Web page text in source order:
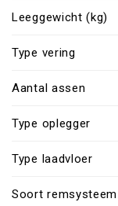
Leeggewicht (kg)
Type vering
Aantal assen
Type oplegger
Type laadvloer
Soort remsysteem